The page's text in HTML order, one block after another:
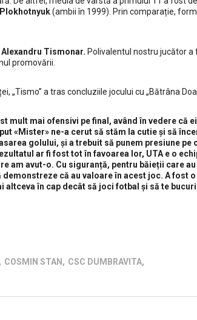
(ambii în 1999). Prin comparație,
Alexandru Tismonar. Polivalentul nostru jucător
promovării.
„Tismo” a tras concluziile jocului cu „Bătrâna
mult mai ofensivi pe final, având în vedere că
«Mister» ne-a cerut să stăm la cutie și să
golului, și a trebuit să punem presiune pe
ar fi fost tot în favoarea lor, UTA e o
am avut-o. Cu siguranță, pentru băieții care au
că au valoare în acest joc. A fost
în cap decât să joci fotbal și să te
, COSMIN STAN , CSC DUMBRAVITA,
Social media